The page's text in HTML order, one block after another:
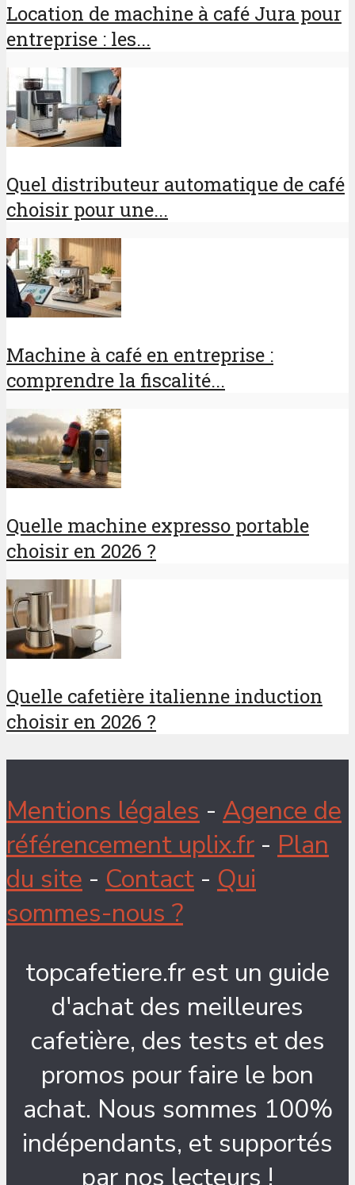
Location de machine à café Jura pour
entreprise : les...
Quel distributeur automatique de café
choisir pour une...
Machine à café en entreprise :
comprendre la fiscalité...
Quelle machine expresso portable
choisir en 2026 ?
Quelle cafetière italienne induction
choisir en 2026 ?
Mentions légales - Agence de
référencement uplix.fr - Plan
du site - Contact - Qui
sommes-nous ?
topcafetiere.fr est un guide
d'achat des meilleures
cafetière, des tests et des
promos pour faire le bon
achat. Nous sommes 100%
indépendants, et supportés
par nos lecteurs !